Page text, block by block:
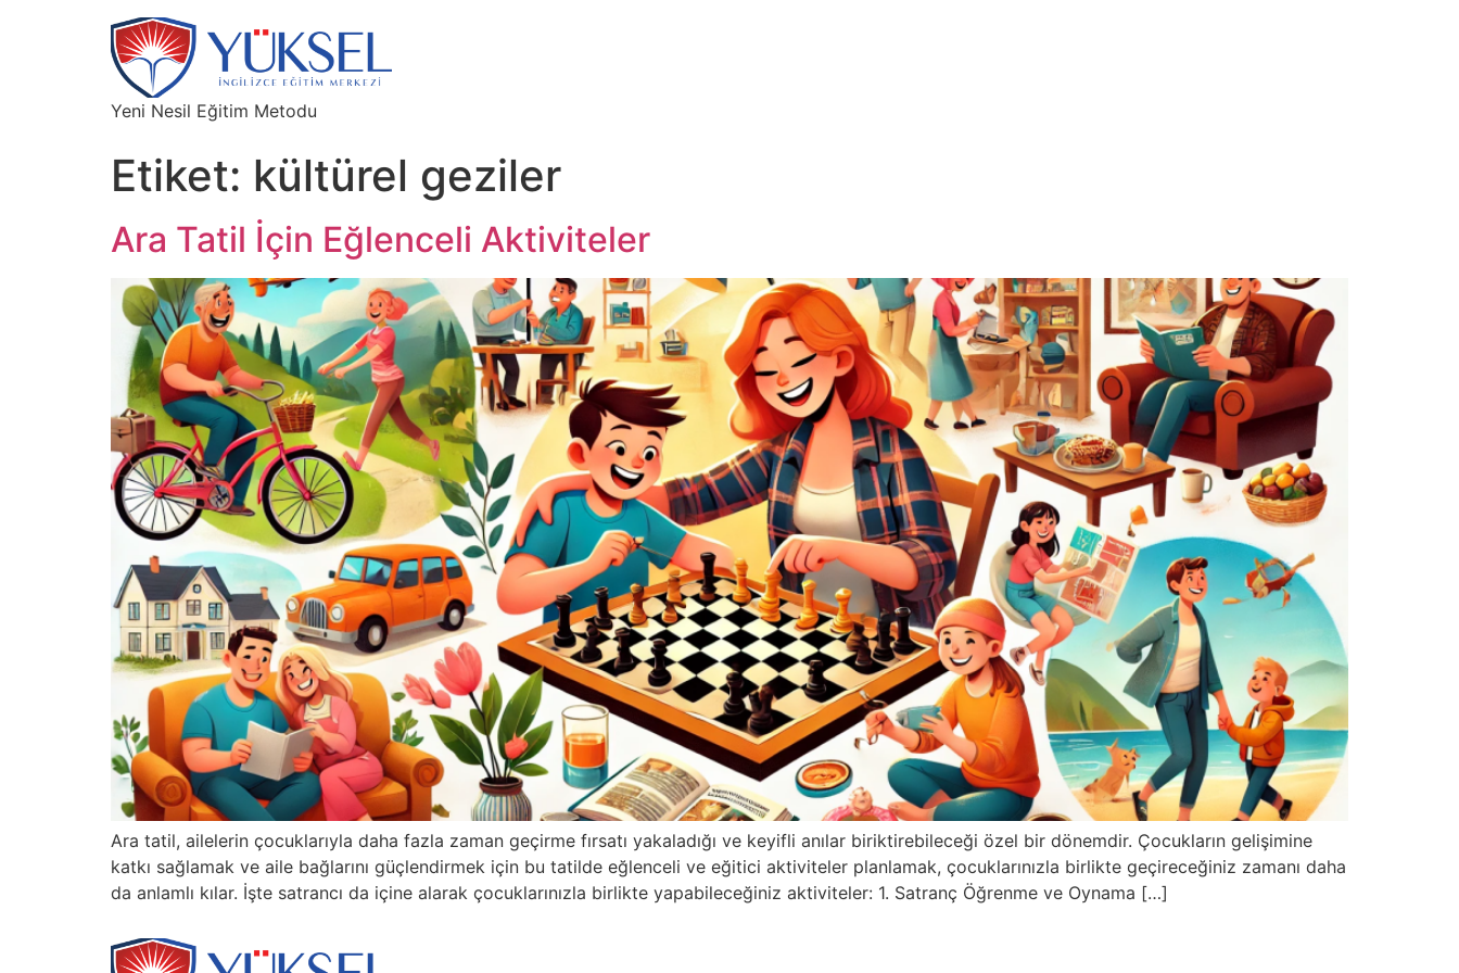
Yeni Nesil Eğitim Metodu
Etiket: kültürel geziler
Ara Tatil İçin Eğlenceli Aktiviteler
Ara tatil, ailelerin çocuklarıyla daha fazla zaman geçirme fırsatı yakaladığı ve keyifli anılar biriktirebileceği özel bir dönemdir. Çocukların gelişimine
katkı sağlamak ve aile bağlarını güçlendirmek için bu tatilde eğlenceli ve eğitici aktiviteler planlamak, çocuklarınızla birlikte geçireceğiniz zamanı daha
da anlamlı kılar. İşte satrancı da içine alarak çocuklarınızla birlikte yapabileceğiniz aktiviteler: 1. Satranç Öğrenme ve Oynama […]